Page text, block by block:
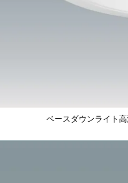
ベースダウンライト